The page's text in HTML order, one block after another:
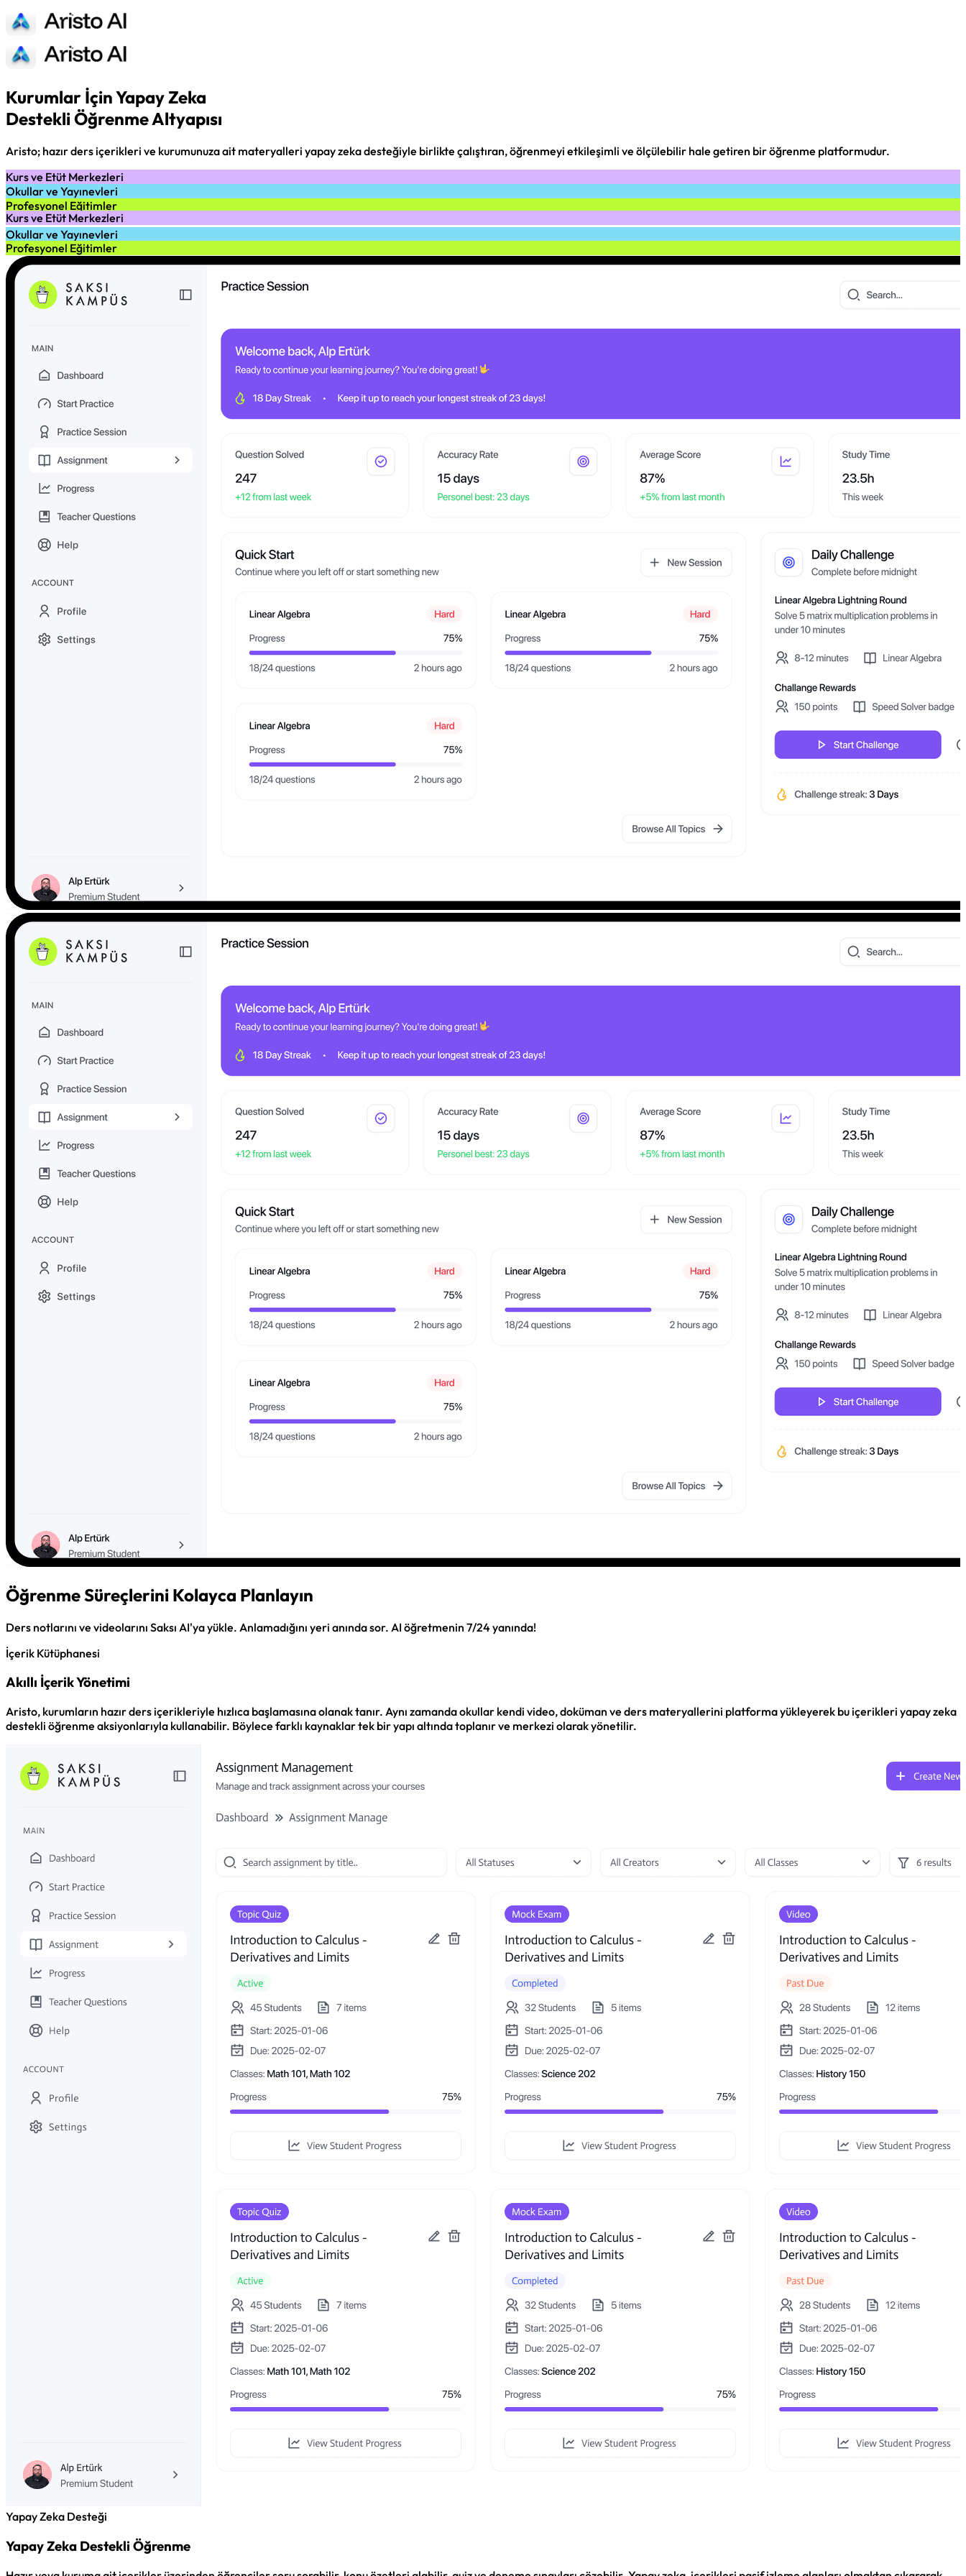
Kurumlar İçin Yapay Zeka
Destekli Öğrenme Altyapısı
Aristo; hazır ders içerikleri ve kurumunuza ait materyalleri yapay zeka desteğiyle birlikte çalıştıran, öğrenmeyi etkileşimli ve ölçülebilir hale getiren bir öğrenme platformudur.
Kurs ve Etüt Merkezleri
Okullar ve Yayınevleri
Profesyonel Eğitimler
Kurs ve Etüt Merkezleri
Okullar ve Yayınevleri
Profesyonel Eğitimler
Öğrenme Süreçlerini Kolayca Planlayın
Ders notlarını ve videolarını Saksı AI'ya yükle. Anlamadığını yeri anında sor. AI öğretmenin 7/24 yanında!
İçerik Kütüphanesi
Akıllı İçerik Yönetimi
Aristo, kurumların hazır ders içerikleriyle hızlıca başlamasına olanak tanır. Aynı zamanda okullar kendi video, doküman ve ders materyallerini platforma yükleyerek bu içerikleri yapay zeka
destekli öğrenme aksiyonlarıyla kullanabilir. Böylece farklı kaynaklar tek bir yapı altında toplanır ve merkezi olarak yönetilir.
Yapay Zeka Desteği
Yapay Zeka Destekli Öğrenme